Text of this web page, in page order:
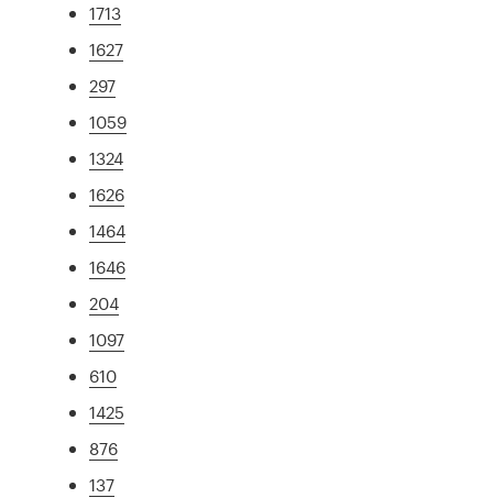
1713
1627
297
1059
1324
1626
1464
1646
204
1097
610
1425
876
137